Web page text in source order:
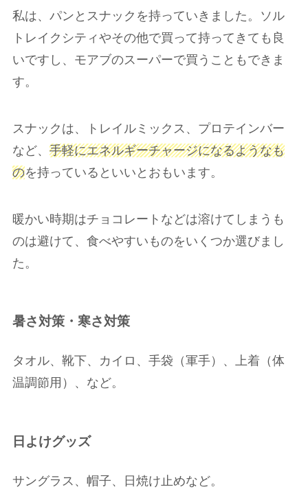
私は、パンとスナックを持っていきました。ソル
トレイクシティやその他で買って持ってきても良
いですし、モアブのスーパーで買うこともできま
す。
スナックは、トレイルミックス、プロテインバー
など、 手軽にエネルギーチャージになるようなも
のを持っているといいとおもいます。
暖かい時期はチョコレートなどは溶けてしまうも
のは避けて、食べやすいものをいくつか選びまし
た。
暑さ対策・寒さ対策
タオル、靴下、カイロ、手袋（軍手）、上着（体
温調節用）、など。
日よけグッズ
サングラス、帽子、日焼け止めなど。